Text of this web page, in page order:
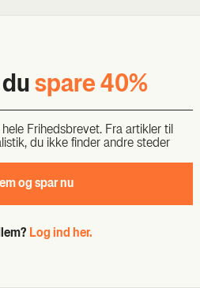
spa­re 40%
Fri­heds­bre­vet. Fra artik­ler til
du ikke fin­der andre ste­der
og spar nu
Log ind her.